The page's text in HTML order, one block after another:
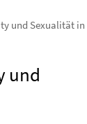
und Sexualität
und